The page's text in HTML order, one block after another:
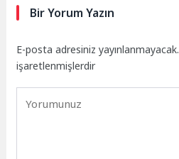
Bir Yorum Yazın
E-posta adresiniz yayınlanmayacak.
işaretlenmişlerdir